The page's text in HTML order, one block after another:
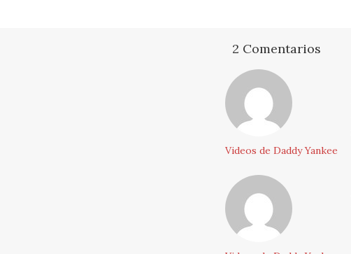
2 Comentarios
Videos de Daddy Yankee